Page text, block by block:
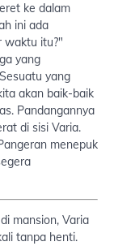
ke dalam
ini ada
waktu itu?"
yang
yang
akan baik-baik
Pandangannya
di sisi Varia.
menepuk
mansion, Varia
tanpa henti.